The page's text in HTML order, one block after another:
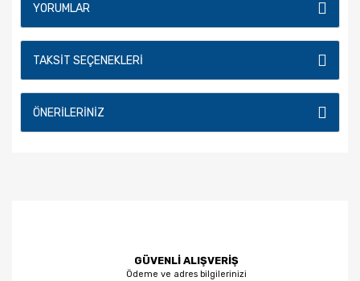
YORUMLAR
TAKSIT SEÇENEKLERI
ÖNERILERINIZ
GÜVENLİ ALIŞVERİŞ
Ödeme ve adres bilgilerinizi